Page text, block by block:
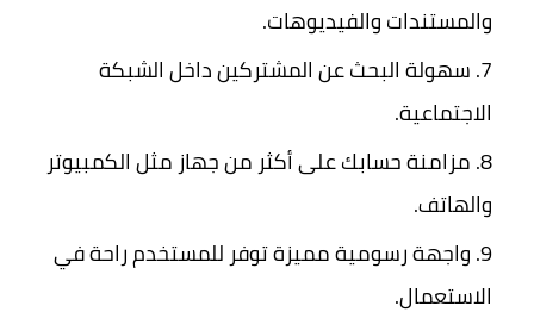
والمستندات والفيديوهات.
سهولة البحث عن المشتركين داخل الشبكة
الاجتماعية.
مزامنة حسابك على أكثر من جهاز مثل الكمبيوتر
والهاتف.
واجهة رسومية مميزة توفر للمستخدم راحة في
الاستعمال.